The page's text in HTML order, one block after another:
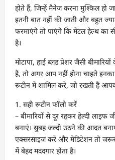
होते हैं, जिन्हें मैनेज करना मुश्किल हो
इतनी बात नहीं की जाती और बहुत
फरमाएंगे तो पाएंगे कि मेंटल हेल्थ का
है।
मोटापा, हाई ब्लड प्रेशर जैसी
है, तो अगर आप नहीं होना चाहते
रूटीन में शामिल करें, जो रखती हैं
1. सही रूटीन फॉलो करें
– बीमारियों से दूर रहकर हेल्दी लाइफ
बनाएं। सुबह जल्दी उठने की आदत
एक्सरसाइज करें और मेडिटेशन तो जरूर
में बेहद मददगार होता है।